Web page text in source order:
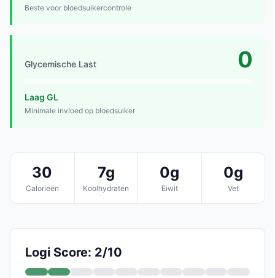
Beste voor bloedsuikercontrole
Glycemische Last 0
Laag GL
Minimale invloed op bloedsuiker
30
Calorieën
7g
Koolhydraten
0g
Eiwit
0g
Vet
Logi Score: 2/10